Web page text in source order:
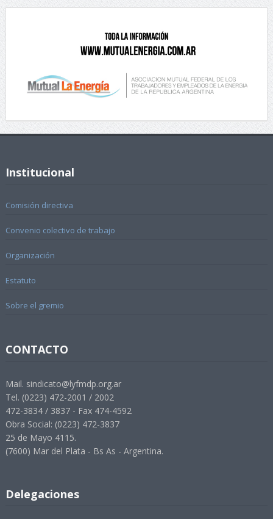
Institucional
Comisión directiva
Convenio colectivo de trabajo
Organización
Estatuto
Sobre el gremio
CONTACTO
Mail. sindicato@lyfmdp.org.ar
Tel. (0223) 472-2001 / 2002
472-3834 / 3837 - Fax 474-4592
Obra Social: (0223) 472-3837
25 de Mayo 4115.
(7600) Mar del Plata - Bs As - Argentina.
Delegaciones